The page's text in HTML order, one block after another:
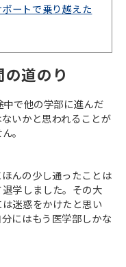
ートで乗り越えた
道のり
で他の学部に進んだ
いかと思われることが
。
んの少し通ったことは
学しました。その大
迷惑をかけたと思い
にはもう医学部しかな